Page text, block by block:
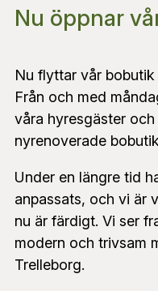
Nu öppnar
Nu flyttar vår
Från och med
våra hyresgäster
nyrenoverade
Under en längre tid
anpassats, och vi är
nu är färdigt. Vi ser
modern och trivsam
Trelleborg.